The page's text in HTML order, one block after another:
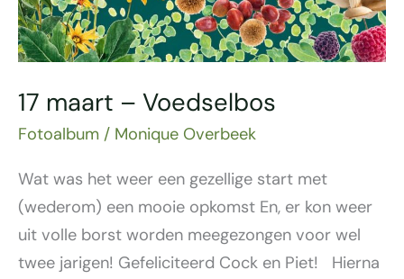
17 maart – Voedselbos
Fotoalbum / Monique Overbeek
Wat was het weer een gezellige start met
(wederom) een mooie opkomst En, er kon weer
uit volle borst worden meegezongen voor wel
twee jarigen! Gefeliciteerd Cock en Piet! Hierna